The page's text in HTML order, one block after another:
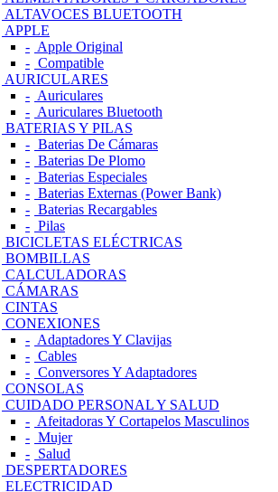
ALTAVOCES BLUETOOTH
APPLE
Apple Original
Compatible
AURICULARES
Auriculares
Auriculares Bluetooth
BATERIAS Y PILAS
Baterias De Cámaras
Baterias De Plomo
Baterias Especiales
Baterias Externas (Power Bank)
Baterias Recargables
Pilas
BICICLETAS ELÉCTRICAS
BOMBILLAS
CALCULADORAS
CÁMARAS
CINTAS
CONEXIONES
Adaptadores Y Clavijas
Cables
Conversores Y Adaptadores
CONSOLAS
CUIDADO PERSONAL Y SALUD
Afeitadoras Y Cortapelos Masculinos
Mujer
Salud
DESPERTADORES
ELECTRICIDAD